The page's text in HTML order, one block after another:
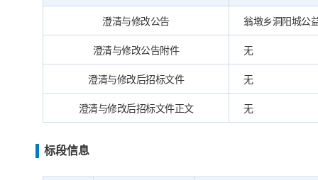
澄清与修改公告 翁墩乡洞阳城公
澄清与修改公告附件 无
澄清与修改后招标文件 无
澄清与修改后招标文件正文 无
标段信息